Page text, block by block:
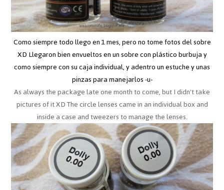
Como siempre todo llego en 1 mes, pero no tome fotos del sobre
XD Llegaron bien envueltos en un sobre con plástico burbuja y
como siempre con su caja individual, y adentro un estuche y unas
pinzas para manejarlos -u-
As always the package late one month to come, but I didn't take
pictures of it XD The circle lenses came in an individual box and
inside a case and tweezers to manage the lenses.